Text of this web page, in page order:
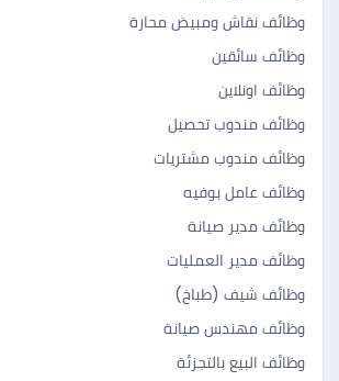
وظائف نقاش ومبيض محارة
وظائف سائقين
وظائف اونلاين
وظائف مندوب تحصيل
وظائف مندوب مشتريات
وظائف عامل بوفيه
وظائف مدير صيانة
وظائف مدير العمليات
وظائف شيف (طباخ)
وظائف مهندس صيانة
وظائف البيع بالتجزئة